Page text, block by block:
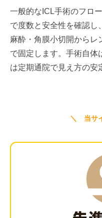
一般的なICL手術のフロ
で度数と安全性を確認し
麻酔・角膜小切開からレ
で固定します。手術自体
は定期通院で見え方の安
＼ 当サ